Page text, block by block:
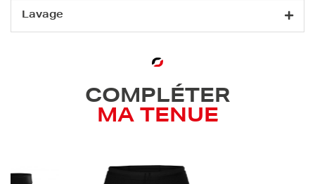
Lavage
COMPLÉTER
MA TENUE